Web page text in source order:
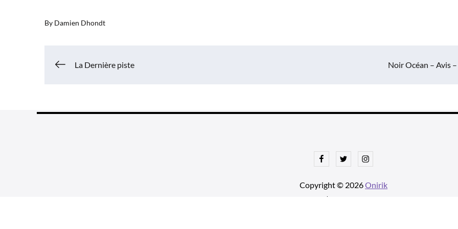
By Damien Dhondt
Navigation
La Dernière piste Noir Océan – Avis –
FacebookTwitterInstagram
Copyright © 2026Onirik
| Ajustements par